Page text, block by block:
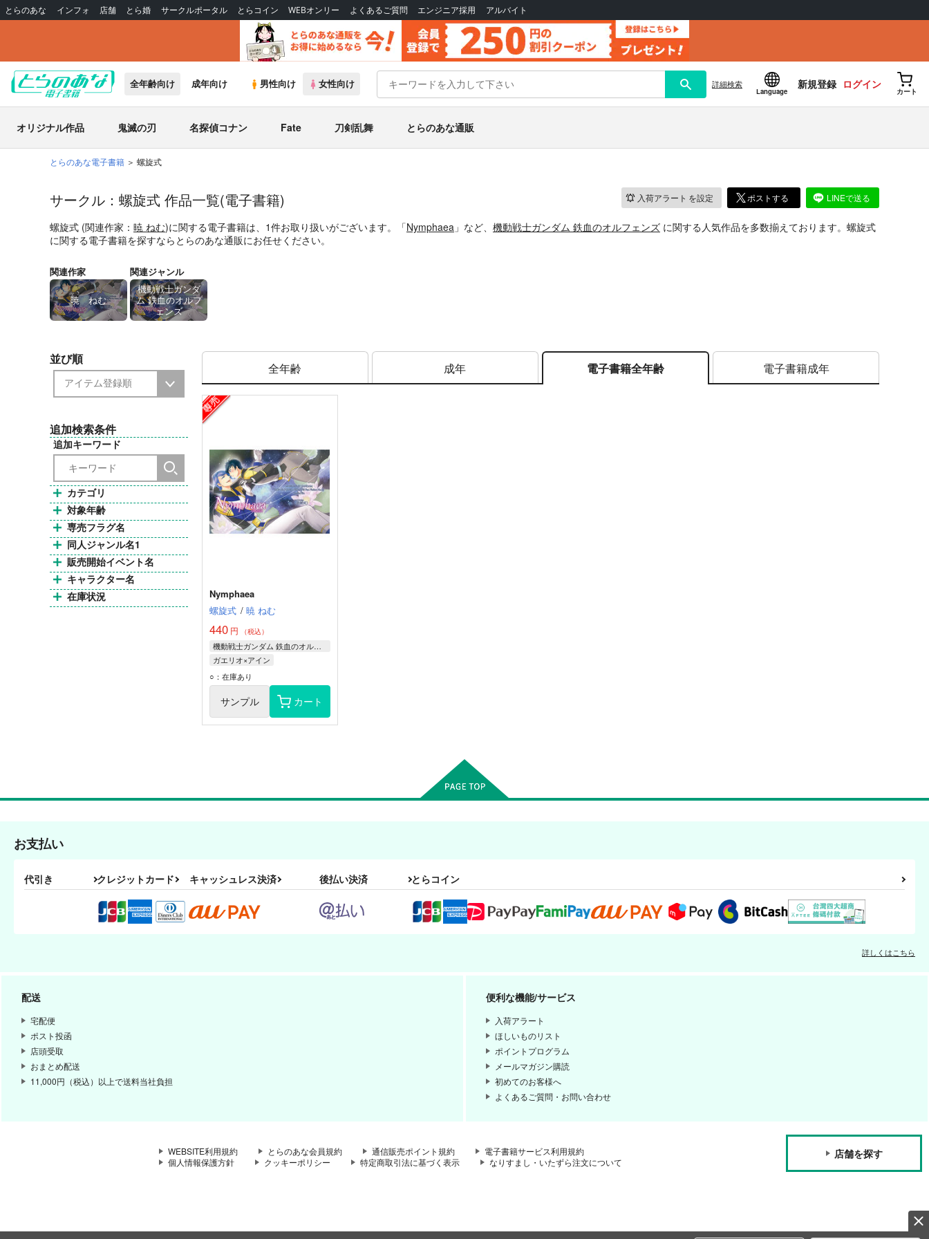
とらのあな インフォ 店舗 とら婚 サークルポータル とらコイン WEBオンリー よくあるご質問 エンジニア採用 アルバイト
全年齢向け 成年向け 男性向け 女性向け 詳細検索
Language
新規登録 ログイン
カート
オリジナル作品 鬼滅の刃 名探偵コナン Fate 刀剣乱舞 とらのあな通販
とらのあな電子書籍 螺旋式
入荷アラート を設定 ポストする LINEで送る
サークル：螺旋式 作品一覧(電子書籍)
螺旋式 (関連作家： 暁 ねむ)に関する電子書籍は、1件お取り扱いがございます。「Nymphaea 」など、 機動戦士ガンダム 鉄血のオルフェンズ に関する人気作品を多数揃えております。螺旋式
に関する電子書籍を探すならとらのあな通販にお任せください。
関連作家
暁 ねむ
関連ジャンル
機動戦士ガンダ
ム 鉄血のオルフ
ェンズ
並び順
追加検索条件
追加キーワード
カテゴリ
対象年齢
専売フラグ名
同人ジャンル名1
販売開始イベント名
キャラクター名
在庫状況
全年齢 成年 電子書籍全年齢 電子書籍成年
Nymphaea
螺旋式 / 暁 ねむ
440 円 （税込）
機動戦士ガンダム 鉄血のオルフェンズ
ガエリオ×アイン
ガエリオ・ボードウィン
アイン・ダルトン
○：在庫あり
サンプル カート
お支払い
代引き クレジットカード キャッシュレス決済 後払い決済 とらコイン
詳しくはこちら
配送
宅配便
ポスト投函
店頭受取
おまとめ配送
11,000円（税込）以上で送料当社負担
便利な機能/サービス
入荷アラート
ほしいものリスト
ポイントプログラム
メールマガジン購読
初めてのお客様へ
よくあるご質問・お問い合わせ
WEBSITE利用規約 とらのあな会員規約 通信販売ポイント規約
電子書籍サービス利用規約
個人情報保護方針
クッキーポリシー 特定商取引法に基づく表示 なりすまし・いたずら注文について
店舗を探す